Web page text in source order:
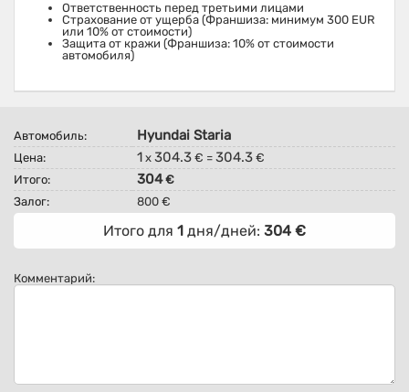
Ответственность перед третьими лицами
Страхование от ущерба (Франшиза: минимум 300 EUR
или 10% от стоимости)
Защита от кражи (Франшиза: 10% от стоимости
автомобиля)
Автомобиль: Hyundai Staria
Цена: 1 x 304.3 € = 304.3 €
Итого:
304€
Залог:
800 €
Итого для 1 дня/дней: 304 €
Комментарий: